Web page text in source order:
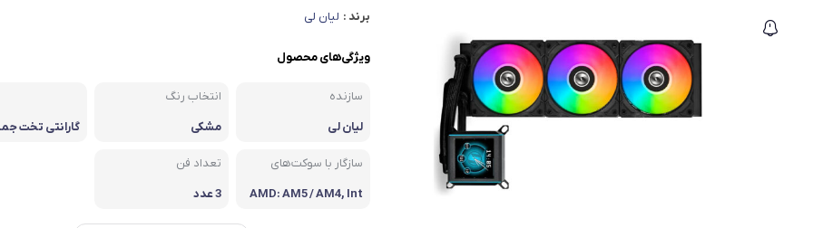
Core i7
Core i9
Ryzen 3
Ryzen 5
کامپیوتر های همه کاره
برند : لیان لی
ویژگی‌های محصول
سازنده
لیان لی
انتخاب رنگ
مشکی
گارانتی تخت
سازگار با سوکت‌های
AMD: AM5 / AM4, Int
تعداد فن
3 عدد